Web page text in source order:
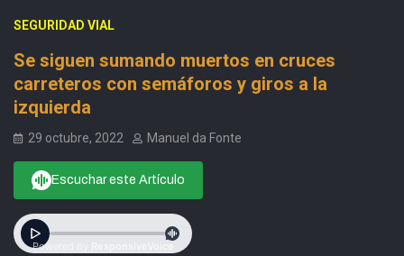
SEGURIDAD VIAL
Se siguen sumando muertos en cruces
carreteros con semáforos y giros a la
izquierda
29 octubre, 2022 Manuel da Fonte
Escuchar este Artículo